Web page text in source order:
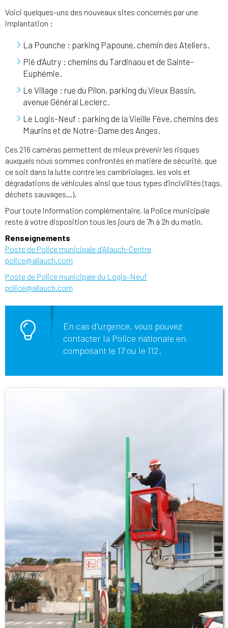
Voici quelques-uns des nouveaux sites concernés par une
implantation :
La Pounche : parking Papoune, chemin des Ateliers.
Pié d’Autry : chemins du Tardinaou et de Sainte-
Euphémie.
Le Village : rue du Pilon, parking du Vieux Bassin,
avenue Général Leclerc.
Le Logis-Neuf : parking de la Vieille Fève, chemins des
Maurins et de Notre-Dame des Anges.
Ces 216 caméras permettent de mieux prévenir les risques
auxquels nous sommes confrontés en matière de sécurité, que
ce soit dans la lutte contre les cambriolages, les vols et
dégradations de véhicules ainsi que tous types d’incivilités (tags,
déchets sauvages…).
Pour toute information complémentaire, la Police municipale
reste à votre disposition tous les jours de 7h à 2h du matin.
Renseignements
Poste de Police municipale d’Allauch-Centre
police@allauch.com
Poste de Police municipale du Logis-Neuf
police@allauch.com
En cas d’urgence, vous pouvez
contacter la Police nationale en
composant le 17 ou le 112.